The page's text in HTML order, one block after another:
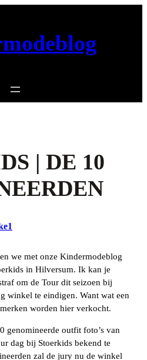
| DE 10
we met onze Kindermodeblog
in Hilversum. Ik kan je
om de Tour dit seizoen bij
winkel te eindigen. Want wat een
worden hier verkocht.
genomineerde outfit foto’s van
dag bij Stoerkids bekend te
zal de jury nu de winkel